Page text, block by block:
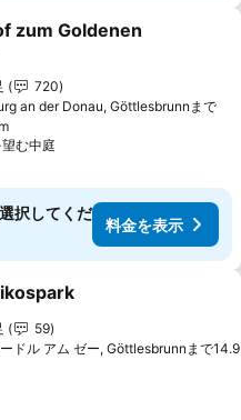
に入りに追加
zum Goldenen
示
ンク
720
an der Donau, Göttlesbrunnまで
む中庭
択してくだ
料金を表示
に入りに追加
ンク
59
ドル アム ゼー, Göttlesbrunnまで14.9